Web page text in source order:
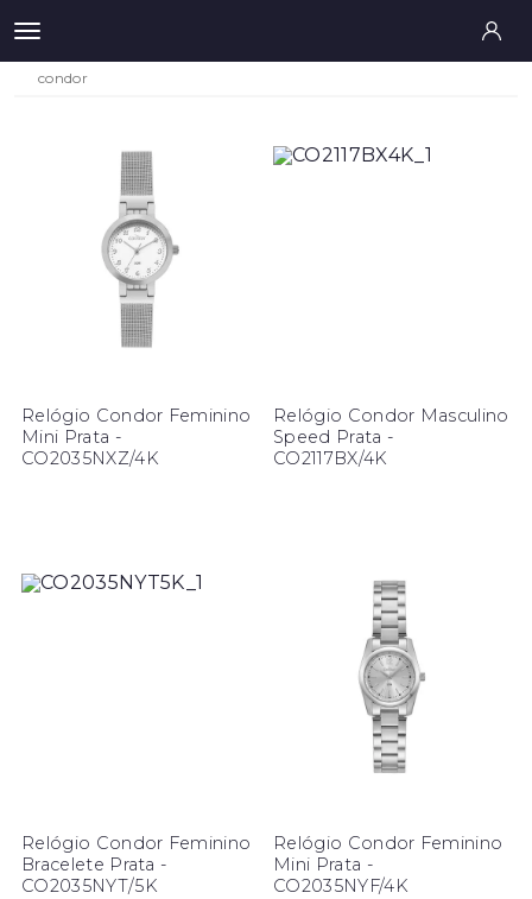
condor
Relógio Condor Feminino
Mini Prata -
CO2035NXZ/4K
Relógio Condor Masculino
Speed Prata -
CO2117BX/4K
Relógio Condor Feminino
Bracelete Prata -
CO2035NYT/5K
Relógio Condor Feminino
Mini Prata -
CO2035NYF/4K